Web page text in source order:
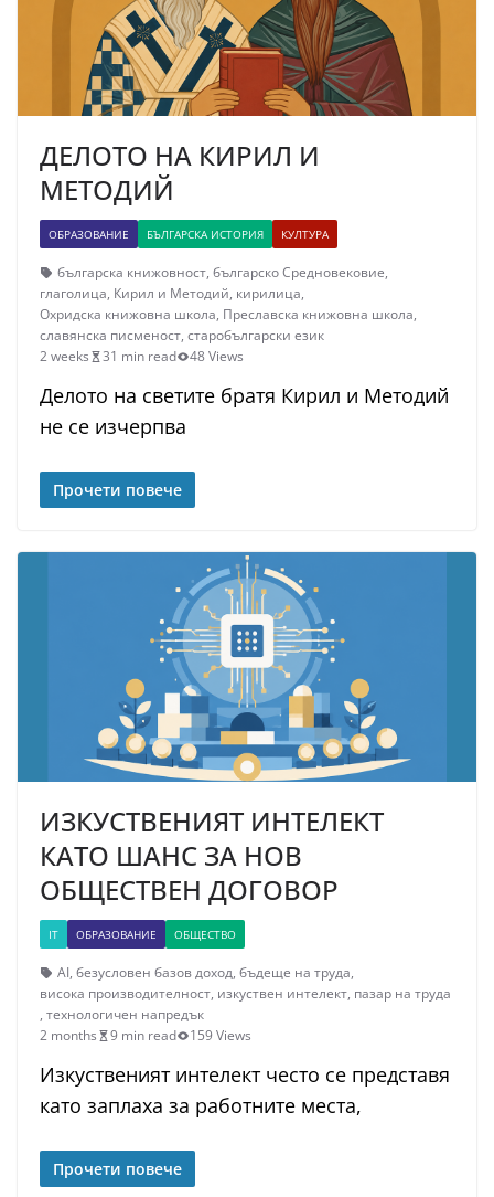
ДЕЛОТО НА КИРИЛ И
МЕТОДИЙ
ОБРАЗОВАНИЕ БЪЛГАРСКА ИСТОРИЯ КУЛТУРА
българска книжовност, българско Средновековие,
глаголица, Кирил и Методий, кирилица,
Охридска книжовна школа, Преславска книжовна школа,
славянска писменост, старобългарски език
2 weeks
31 min read 48 Views
Делото на светите братя Кирил и Методий
не се изчерпва
Прочети повече
ИЗКУСТВЕНИЯТ ИНТЕЛЕКТ
КАТО ШАНС ЗА НОВ
ОБЩЕСТВЕН ДОГОВОР
IT ОБРАЗОВАНИЕ ОБЩЕСТВО
AI, безусловен базов доход, бъдеще на труда,
висока производителност, изкуствен интелект, пазар на труда
, технологичен напредък
2 months
9 min read 159 Views
Изкуственият интелект често се представя
като заплаха за работните места,
Прочети повече